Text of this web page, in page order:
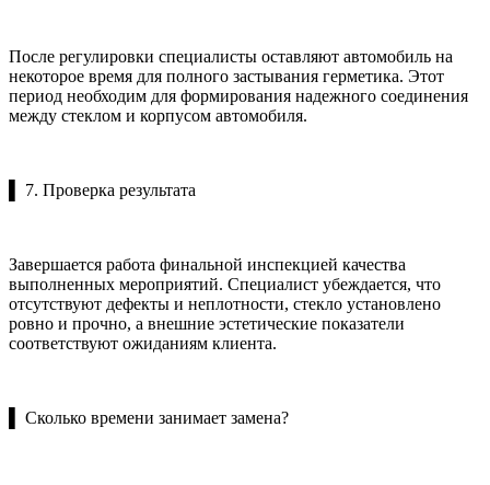
После регулировки специалисты оставляют автомобиль на
некоторое время для полного застывания герметика. Этот
период необходим для формирования надежного соединения
между стеклом и корпусом автомобиля.
▌ 7. Проверка результата
Завершается работа финальной инспекцией качества
выполненных мероприятий. Специалист убеждается, что
отсутствуют дефекты и неплотности, стекло установлено
ровно и прочно, а внешние эстетические показатели
соответствуют ожиданиям клиента.
▌ Сколько времени занимает замена?